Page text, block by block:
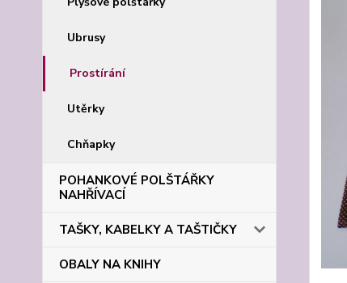
Ubrusy
Prostírání
Utěrky
Chňapky
POHANKOVÉ POLŠTÁŘKY
NAHŘÍVACÍ
TAŠKY, KABELKY A TAŠTIČKY
OBALY NA KNIHY